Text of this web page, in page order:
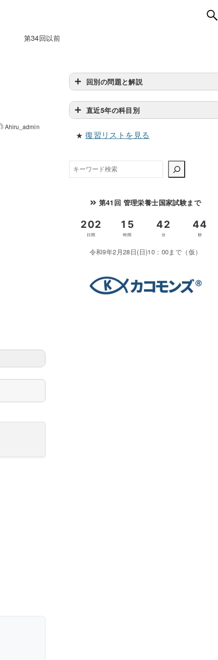
第34回以前
Ahiru_admin
回別の問題と解説
直近5年の科目別
★復習リストを見る
検
索
第41回 管理栄養士国家試験まで
令和9年2月28日(日)10：00まで（仮）